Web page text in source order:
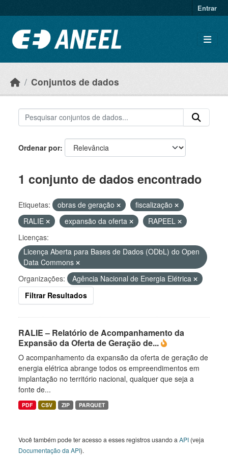
Entrar
Conjuntos de dados
Ordenar por
1 conjunto de dados encontrado
Etiquetas: obras de geração
fiscalização
RALIE
expansão da oferta
RAPEEL
Licenças:
Licença Aberta para Bases de Dados (ODbL) do Open
Data Commons
Organizações:
Agência Nacional de Energia Elétrica
Filtrar Resultados
RALIE – Relatório de Acompanhamento da
Expansão da Oferta de Geração de...
O acompanhamento da expansão da oferta de geração de
energia elétrica abrange todos os empreendimentos em
implantação no território nacional, qualquer que seja a
fonte de...
PDF CSV ZIP PARQUET
Você também pode ter acesso a esses registros usando a API (veja
Documentação da API).